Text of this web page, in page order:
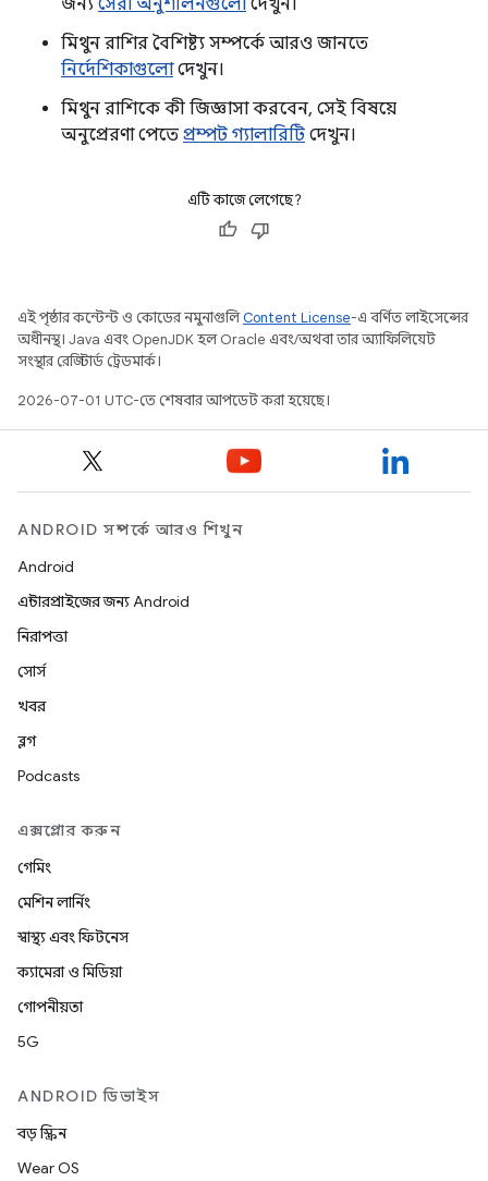
জন্য সেরা অনুশীলনগুলো দেখুন।
মিথুন রাশির বৈশিষ্ট্য সম্পর্কে আরও জানতে
নির্দেশিকাগুলোদেখুন।
মিথুন রাশিকে কী জিজ্ঞাসা করবেন, সেই বিষয়ে
অনুপ্রেরণা পেতে প্রম্পট গ্যালারিটি দেখুন।
এটি কাজে লেগেছে?
এই পৃষ্ঠার কন্টেন্ট ও কোডের নমুনাগুলিContent License-এ বর্ণিত লাইসেন্সের
অধীনস্থ। Java এবং OpenJDK হল Oracle এবং/অথবা তার অ্যাফিলিয়েট
সংস্থার রেজিস্টার্ড ট্রেডমার্ক।
2026-07-01 UTC-তে শেষবার আপডেট করা হয়েছে।
ANDROID সম্পর্কে আরও শিখুন
Android
এন্টারপ্রাইজের জন্য Android
নিরাপত্তা
সোর্স
খবর
ব্লগ
Podcasts
এক্সপ্লোর করুন
গেমিং
মেশিন লার্নিং
স্বাস্থ্য এবং ফিটনেস
ক্যামেরা ও মিডিয়া
গোপনীয়তা
5G
ANDROID ডিভাইস
বড় স্ক্রিন
Wear OS